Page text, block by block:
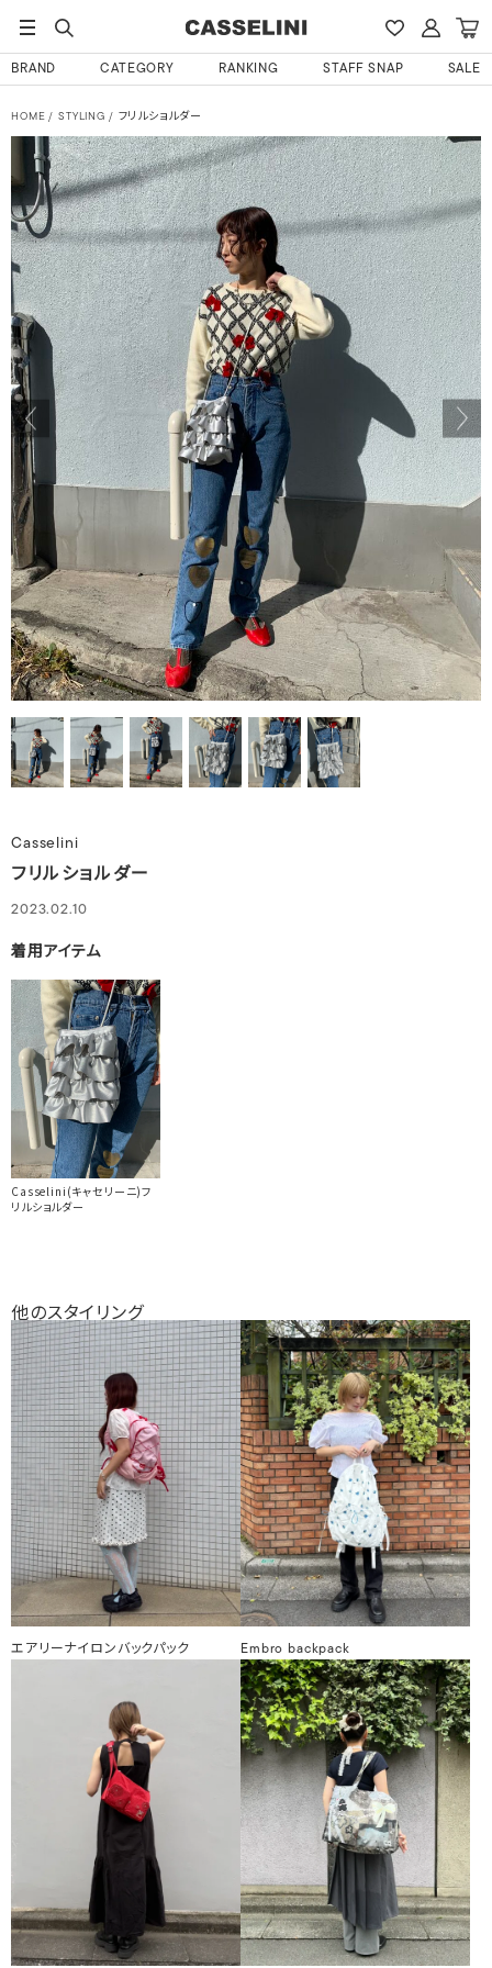
BRAND CATEGORY RANKING STAFF SNAP SALE
HOME STYLING フリルショルダー
Casselini
フリルショルダー
2023.02.10
着用アイテム
Casselini(キャセリーニ)フ
リルショルダー
他のスタイリング
エアリーナイロンバックパック Embro backpack